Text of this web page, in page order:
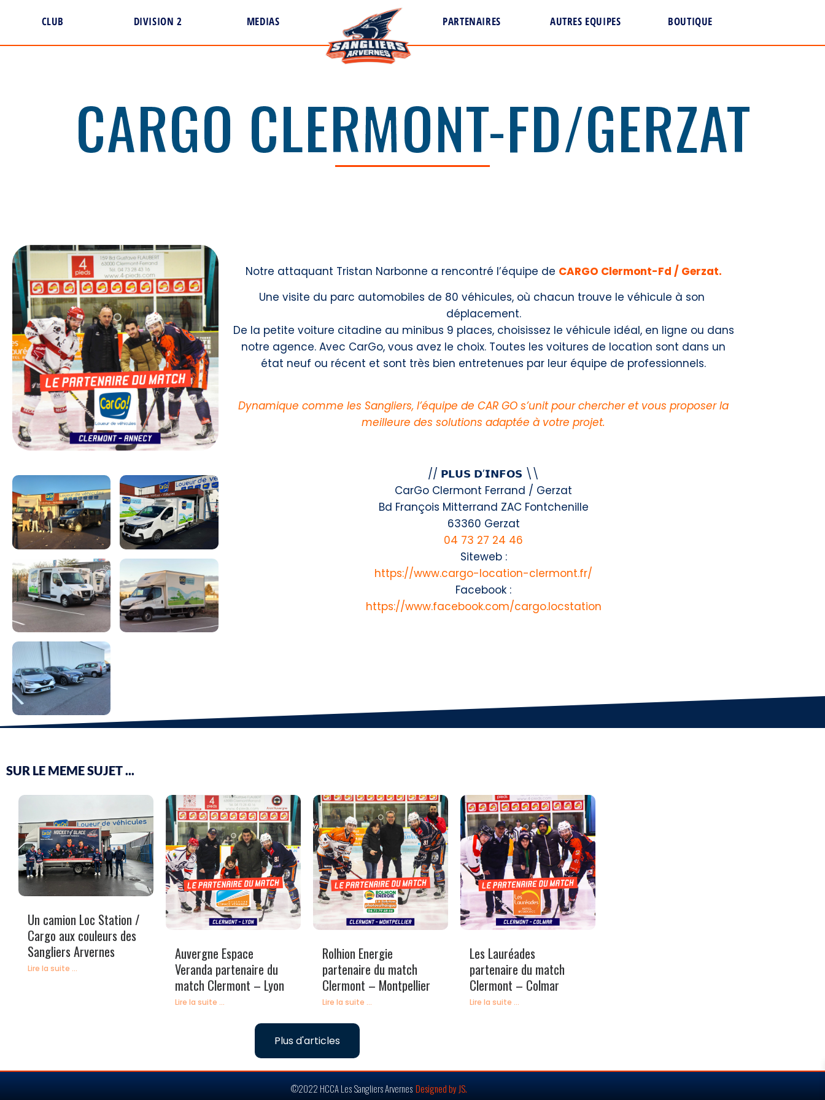
CLUB DIVISION 2 MEDIAS PARTENAIRES AUTRES EQUIPES BOUTIQUE
CARGO CLERMONT-FD/GERZAT
Notre attaquant Tristan Narbonne a rencontré l’équipe de CARGO Clermont-Fd / Gerzat.
Une visite du parc automobiles de 80 véhicules, où chacun trouve le véhicule à son
déplacement.
De la petite voiture citadine au minibus 9 places, choisissez le véhicule idéal, en ligne ou dans
notre agence. Avec CarGo, vous avez le choix. Toutes les voitures de location sont dans un
état neuf ou récent et sont très bien entretenues par leur équipe de professionnels.
Dynamique comme les Sangliers, l’équipe de CAR GO s’unit pour chercher et vous proposer la
meilleure des solutions adaptée à votre projet.
// 𝗣𝗟𝗨𝗦 𝗗’𝗜𝗡𝗙𝗢𝗦 \\
CarGo Clermont Ferrand / Gerzat
Bd François Mitterrand ZAC Fontchenille
63360 Gerzat
04 73 27 24 46
Siteweb :
https://www.cargo-location-clermont.fr/
Facebook :
https://www.facebook.com/cargo.locstation
SUR LE MEME SUJET ...
Un camion Loc Station /
Cargo aux couleurs des
Sangliers Arvernes
Lire la suite ...
Auvergne Espace
Veranda partenaire du
match Clermont – Lyon
Lire la suite ...
Rolhion Energie
partenaire du match
Clermont – Montpellier
Lire la suite ...
Les Lauréades
partenaire du match
Clermont – Colmar
Lire la suite ...
Plus d'articles
©2022 HCCA Les Sangliers Arvernes Designed by JS.